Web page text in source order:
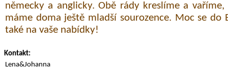
německy a anglicky. Obě rády kreslíme a
máme doma ještě mladší sourozence. Moc se do
také na vaše nabídky!
Kontakt:
Lena&Johanna